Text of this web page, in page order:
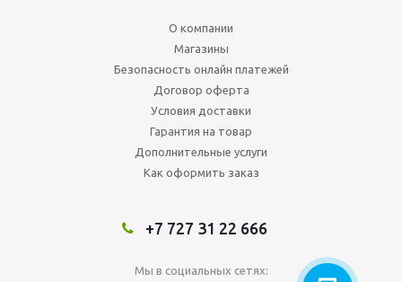
О компании
Магазины
Безопасность онлайн платежей
Договор оферта
Условия доставки
Гарантия на товар
Дополнительные услуги
Как оформить заказ
+7 727 31 22 666
Мы в социальных сетях: